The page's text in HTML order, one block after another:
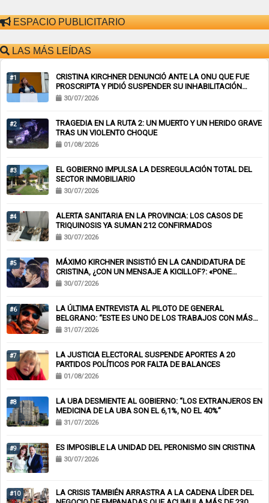
ESPACIO PUBLICITARIO
LAS MÁS LEÍDAS
#1
CRISTINA KIRCHNER DENUNCIÓ ANTE LA ONU QUE FUE
PROSCRIPTA Y PIDIÓ SUSPENDER SU INHABILITACIÓN
PERPETUA
30/07/2026
#2
TRAGEDIA EN LA RUTA 2: UN MUERTO Y UN HERIDO GRAVE
TRAS UN VIOLENTO CHOQUE
01/08/2026
#3
EL GOBIERNO IMPULSA LA DESREGULACIÓN TOTAL DEL
SECTOR INMOBILIARIO
30/07/2026
#4
ALERTA SANITARIA EN LA PROVINCIA: LOS CASOS DE
TRIQUINOSIS YA SUMAN 212 CONFIRMADOS
30/07/2026
#5
MÁXIMO KIRCHNER INSISTIÓ EN LA CANDIDATURA DE
CRISTINA, ¿CON UN MENSAJE A KICILLOF?: «PONE
NERVIOSOS A MUCHOS»
30/07/2026
#6
LA ÚLTIMA ENTREVISTA AL PILOTO DE GENERAL
BELGRANO: “ESTE ES UNO DE LOS TRABAJOS CON MÁS
RIESGO”
31/07/2026
#7
LA JUSTICIA ELECTORAL SUSPENDE APORTES A 20
PARTIDOS POLÍTICOS POR FALTA DE BALANCES
01/08/2026
#8
LA UBA DESMIENTE AL GOBIERNO: “LOS EXTRANJEROS EN
MEDICINA DE LA UBA SON EL 6,1%, NO EL 40%”
31/07/2026
#9 ES IMPOSIBLE LA UNIDAD DEL PERONISMO SIN CRISTINA
30/07/2026
#10
LA CRISIS TAMBIÉN ARRASTRA A LA CADENA LÍDER DEL